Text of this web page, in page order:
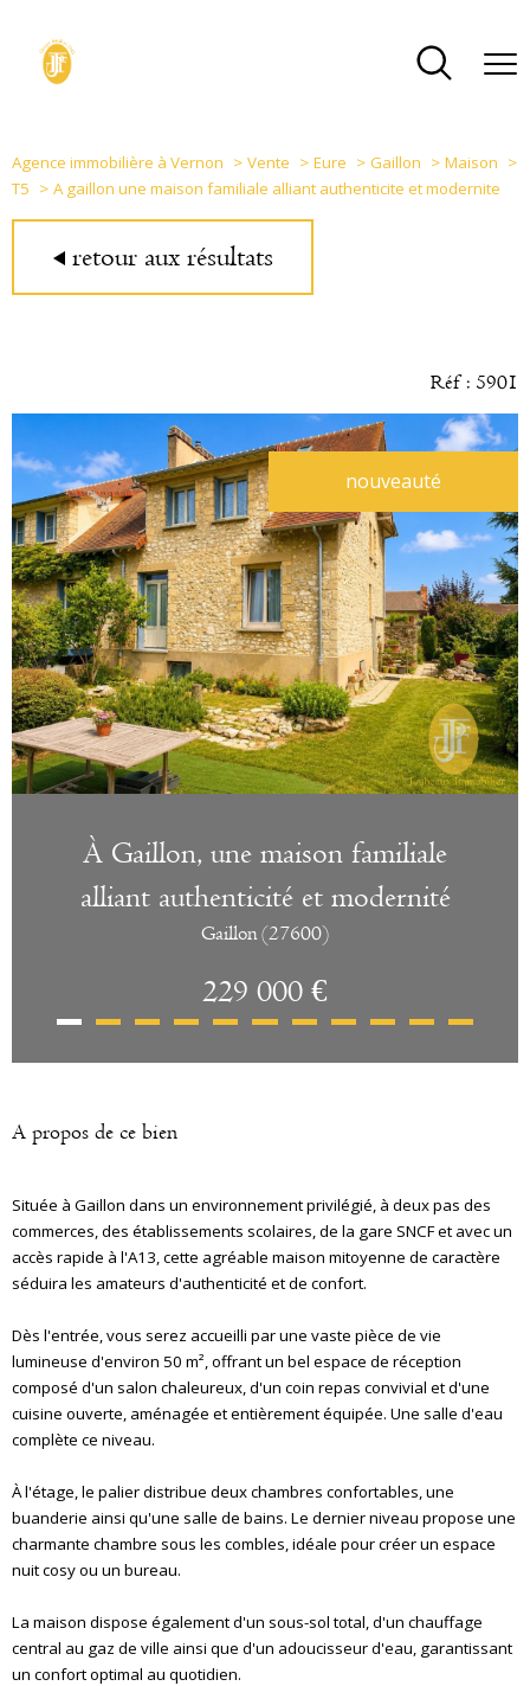
Agence immobilière à Vernon Vente Eure Gaillon
Maison
T5
A gaillon une maison familiale alliant authenticite et modernite
retour aux résultats
Réf : 5901
nouveauté
À Gaillon, une maison familiale
alliant authenticité et modernité
Gaillon (27600)
229 000 €
A propos de ce bien
Située à Gaillon dans un environnement privilégié, à deux pas des
commerces, des établissements scolaires, de la gare SNCF et avec un
accès rapide à l'A13, cette agréable maison mitoyenne de caractère
séduira les amateurs d'authenticité et de confort.
Dès l'entrée, vous serez accueilli par une vaste pièce de vie
lumineuse d'environ 50 m², offrant un bel espace de réception
composé d'un salon chaleureux, d'un coin repas convivial et d'une
cuisine ouverte, aménagée et entièrement équipée. Une salle d'eau
complète ce niveau.
À l'étage, le palier distribue deux chambres confortables, une
buanderie ainsi qu'une salle de bains. Le dernier niveau propose une
charmante chambre sous les combles, idéale pour créer un espace
nuit cosy ou un bureau.
La maison dispose également d'un sous-sol total, d'un chauffage
central au gaz de ville ainsi que d'un adoucisseur d'eau, garantissant
un confort optimal au quotidien.